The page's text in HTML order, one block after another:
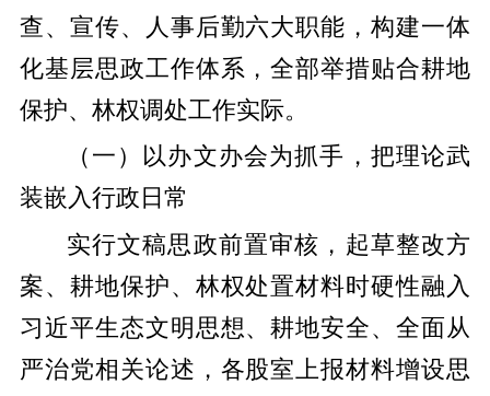
查、宣传、人事后勤六大职能，构建一体
化基层思政工作体系，全部举措贴合耕地
保护、林权调处工作实际。
（一）以办文办会为抓手，把理论武
装嵌入行政日常
实行文稿思政前置审核，起草整改方
案、耕地保护、林权处置材料时硬性融入
习近平生态文明思想、耕地安全、全面从
严治党相关论述，各股室上报材料增设思